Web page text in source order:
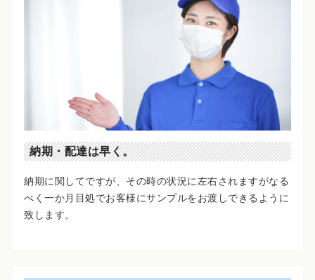
納期・配達は早く。
納期に関してですが、その時の状況に左右されますがなる
べく一か月目処でお客様にサンプルをお渡しできるように
致します。